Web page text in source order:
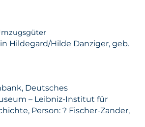
Hildegard/Hilde Danziger, geb.
Deutsches
– Leibniz-Institut für
Person: ? Fischer-Zander,